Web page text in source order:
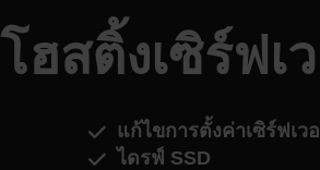
โฮสติ้งเซิร์ฟเ
แก้ไขการตั้งค่าเซิร์ฟเว
ไดรฟ์ SSD